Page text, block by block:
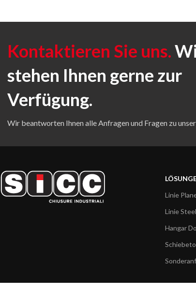
Kontaktieren Sie uns.
stehen Ihnen gerne zur
Verfügung.
Wir beantworten Ihnen alle Anfragen und Fragen zu
Linie
Linie Steel
Hangar